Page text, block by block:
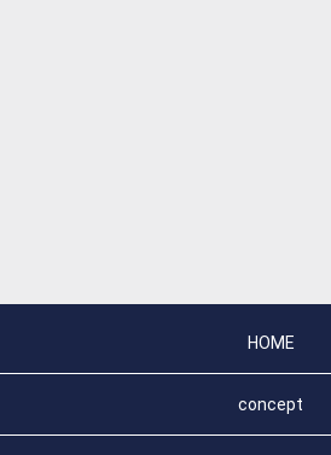
HOME
concept